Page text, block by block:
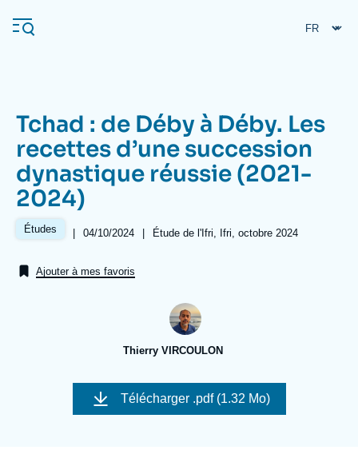
au
contenu
Navigation
principale
L'Ifri
Analyses
Se connecter
Nous soutenir
Tchad : de Déby à Déby. Les
recettes d’une succession
dynastique réussie (2021-
2024)
Études |
Date
publication
04/10/2024 | Références
Étude de l'Ifri, Ifri, octobre 2024
Ajouter à mes favoris
Thierry VIRCOULON
Image
couverture
Télécharger .pdf (1.32 Mo)